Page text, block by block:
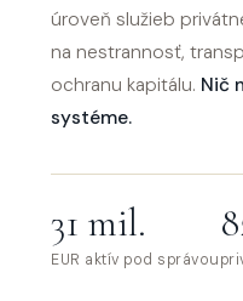
úroveň služieb
na nestrannosť,
ochranu kapitálu. Nič
systéme.
31 mil.
EUR aktív pod správou